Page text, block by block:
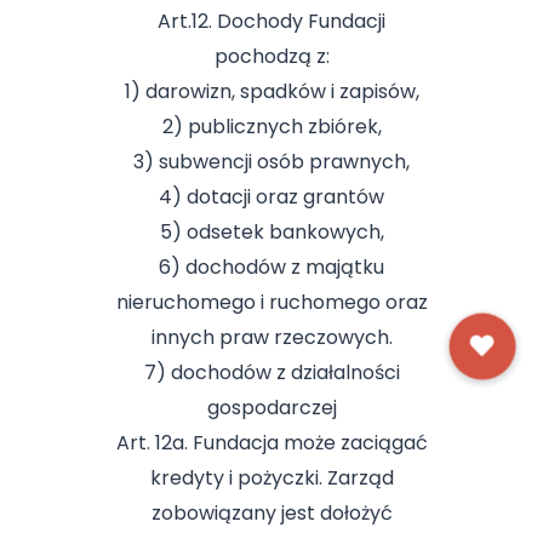
Art.12. Dochody Fundacji
pochodzą z:
1) darowizn, spadków i zapisów,
2) publicznych zbiórek,
3) subwencji osób prawnych,
4) dotacji oraz grantów
5) odsetek bankowych,
6) dochodów z majątku
nieruchomego i ruchomego oraz
innych praw rzeczowych.
7) dochodów z działalności
gospodarczej
Art. 12a. Fundacja może zaciągać
kredyty i pożyczki. Zarząd
zobowiązany jest dołożyć